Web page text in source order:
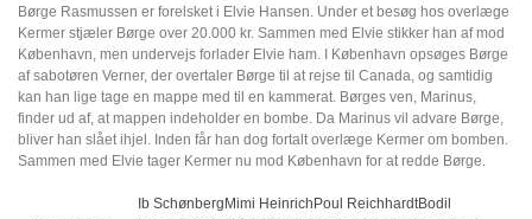
Børge Rasmussen er forelsket i Elvie Hansen. Under et besøg hos overlæge
Kermer stjæler Børge over 20.000 kr. Sammen med Elvie stikker han af mod
København, men undervejs forlader Elvie ham. I København opsøges Børge
af sabotøren Verner, der overtaler Børge til at rejse til Canada, og samtidig
kan han lige tage en mappe med til en kammerat. Børges ven, Marinus,
finder ud af, at mappen indeholder en bombe. Da Marinus vil advare Børge,
bliver han slået ihjel. Inden får han dog fortalt overlæge Kermer om bomben.
Sammen med Elvie tager Kermer nu mod København for at redde Børge.
Ib Schønberg Mimi Heinrich Poul ReichhardtBodil